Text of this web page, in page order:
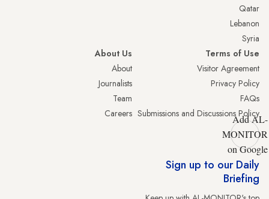
Qatar
Lebanon
Syria
Terms of Use
Visitor Agreement
Privacy Policy
FAQs
Submissions and Discussions Policy
About Us
About
Journalists
Team
Careers
Add AL-
MONITOR
on Google
Sign up to our Daily
Briefing